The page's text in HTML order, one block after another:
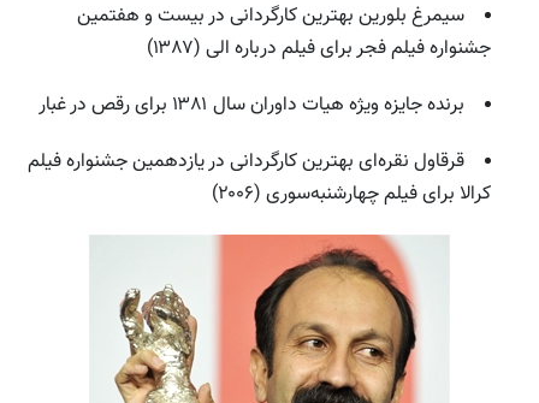
سیمرغ بلورین بهترین کارگردانی در بیست و هفتمین
جشنواره فیلم فجر برای فیلم درباره الی (۱۳۸۷)
برنده جایزه ویژه هیات داوران سال ۱۳۸۱ برای رقص در غبار
قرقاول نقره‌ای بهترین کارگردانی در یازدهمین جشنواره فیلم
کرالا برای فیلم چهارشنبه‌سوری (۲۰۰۶)